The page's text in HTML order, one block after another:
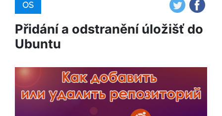
OS
Přidání a odstranění úložišť do
Ubuntu